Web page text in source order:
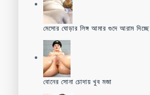
মেসোর ঘোড়ার লিঙ্গ আমার গুদে আরাম দিচ্ছে
বোনের সোনা চোদায় খুব মজা